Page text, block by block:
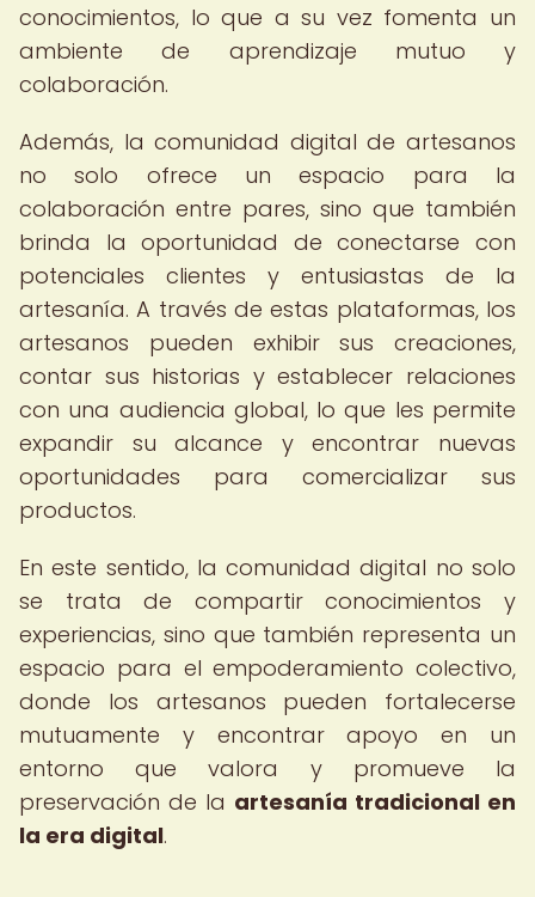
conocimientos, lo que a su vez fomenta un
ambiente de aprendizaje mutuo y
colaboración.
Además, la comunidad digital de artesanos
no solo ofrece un espacio para la
colaboración entre pares, sino que también
brinda la oportunidad de conectarse con
potenciales clientes y entusiastas de la
artesanía. A través de estas plataformas, los
artesanos pueden exhibir sus creaciones,
contar sus historias y establecer relaciones
con una audiencia global, lo que les permite
expandir su alcance y encontrar nuevas
oportunidades para comercializar sus
productos.
En este sentido, la comunidad digital no solo
se trata de compartir conocimientos y
experiencias, sino que también representa un
espacio para el empoderamiento colectivo,
donde los artesanos pueden fortalecerse
mutuamente y encontrar apoyo en un
entorno que valora y promueve la
preservación de la artesanía tradicional en
la era digital.